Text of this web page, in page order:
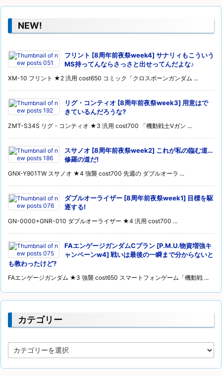
NEW!
フリント [8周年前夜祭week4] サナリィもこういう
MS持ってんならさっさと出せってんだよな♪
XM-10 フリント ★2 汎用 cost650 コミック「クロスボーンガンダム ...
リグ・コンティオ [8周年前夜祭week3] 用意はで
きているんだろうな?
ZMT-S34S リグ・コンティオ ★3 汎用 cost700 「機動戦士Vガン ...
スサノオ [8周年前夜祭week2] これが私の臨む道…
修羅の道だ!
GNX-Y901TW スサノオ ★4 強襲 cost700 先週の ダブルオーラ ...
ダブルオーライザー [8周年前夜祭week1] 目標を駆
逐する!
GN-0000+GNR-010 ダブルオーライザー ★4 汎用 cost700 ...
FAエンゲージガンダムCプラン [P.M.U.物資増強キ
ャンペーンw4] 戦いは最後の一瞬まで分からないと
も教わったけど?
FAエンゲージガンダム ★3 強襲 cost650 スマートフォンゲーム「機動戦 ...
カテゴリー
テ